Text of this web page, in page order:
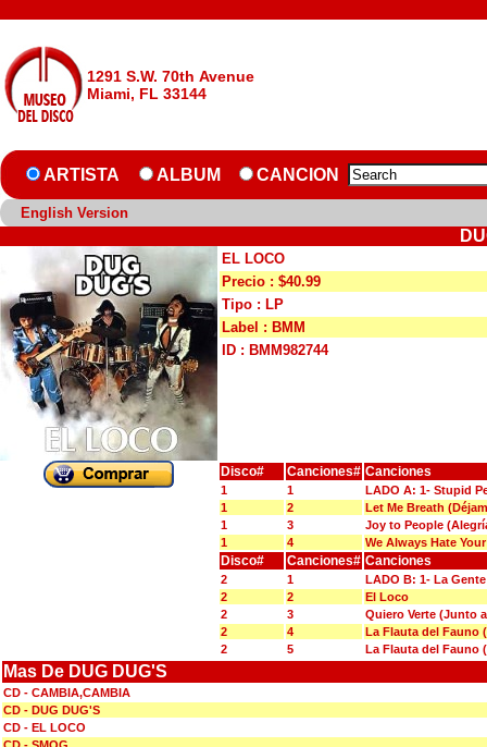
1291 S.W. 70th Avenue
Miami, FL 33144
ARTISTA ALBUM CANCION
English Version
EL LOCO
Precio : $40.99
Tipo : LP
Label : BMM
ID : BMM982744
Disco# Canciones# Canciones
1 1
LADO A: 1- Stupid
1
2
Let Me Breath
1
3
Joy to People
1
4 We Always Hate
Disco# Canciones# Canciones
2 1
LADO B: 1- La Gente
2
2
El Loco
2
3
Quiero Verte (Junto
2
4
La Flauta del Fauno
2
5 La Flauta del Fauno
Mas De DUG DUG'S
CD - CAMBIA,CAMBIA
CD - DUG DUG'S
CD - EL LOCO